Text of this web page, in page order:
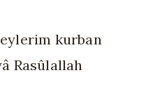
kurban
Rasûlallah